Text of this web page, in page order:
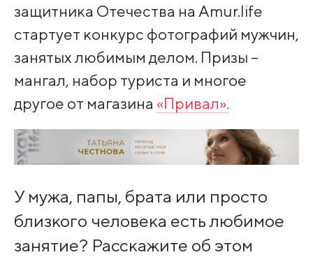
защитника Отечества на Amur.life
стартует конкурс фотографий мужчин,
занятых любимым делом. Призы –
мангал, набор туриста и многое
другое от магазина «Привал».
У мужа, папы, брата или просто
близкого человека есть любимое
занятие? Расскажите об этом